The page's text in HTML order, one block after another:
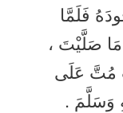
فَلَمَّا
صَلَّيْتَ ،
مُتَّ عَلَى
وَسَلَّمَ .